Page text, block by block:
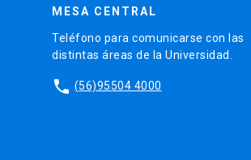
MESA CENTRAL
Teléfono para comunicarse con las
distintas áreas de la Universidad.
phone (56)95504 4000